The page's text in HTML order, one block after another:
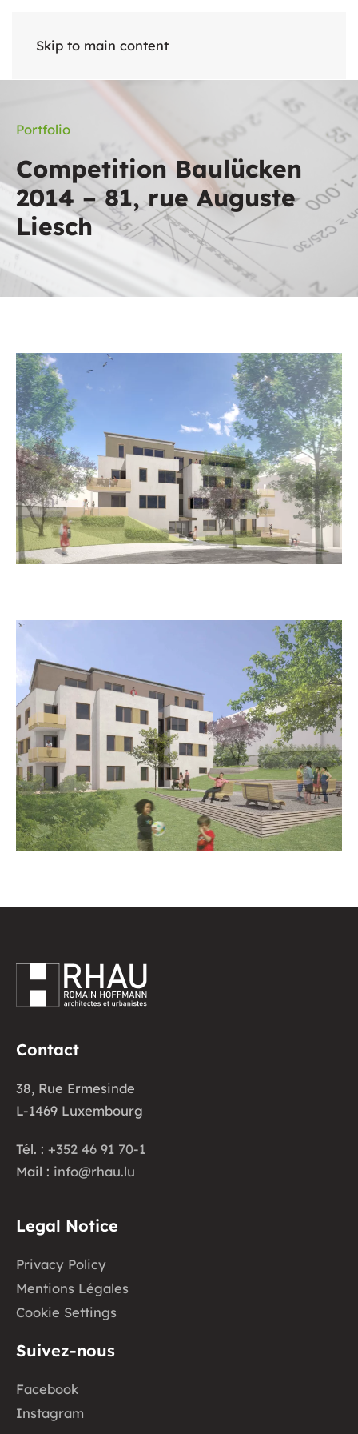
Skip to main content
Portfolio
Competition Baulücken
2014 – 81, rue Auguste
Liesch
Contact
38, Rue Ermesinde
L-1469 Luxembourg
Tél. : +352 46 91 70-1
Mail : info@rhau.lu
Legal Notice
Privacy Policy
Mentions Légales
Cookie Settings
Suivez-nous
Facebook
Instagram